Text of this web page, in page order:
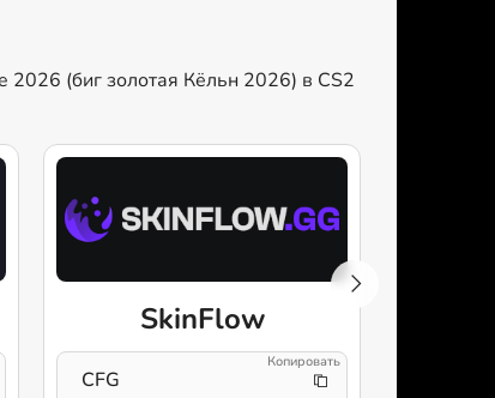
2026 (биг золотая Кёльн 2026) в CS2
SkinFlow
CFG